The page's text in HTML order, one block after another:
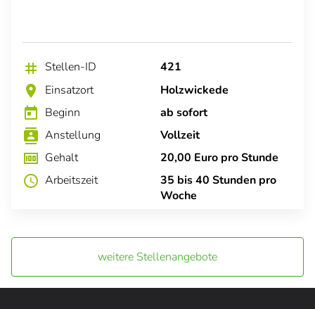
tag Stellen-ID 421
location_on Einsatzort Holzwickede
today Beginn ab sofort
contacts Anstellung Vollzeit
money Gehalt 20,00 Euro pro Stunde
schedule Arbeitszeit
35 bis 40 Stunden pro
Woche
weitere Stellenangebote